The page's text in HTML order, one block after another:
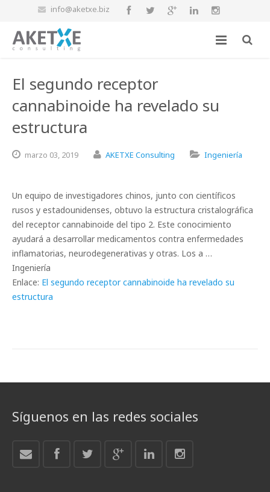
info@aketxe.biz
El segundo receptor
cannabinoide ha revelado su
estructura
marzo 03, 2019 AKETXE Consulting Ingeniería
Un equipo de investigadores chinos, junto con científicos
rusos y estadounidenses, obtuvo la estructura cristalográfica
del receptor cannabinoide del tipo 2. Este conocimiento
ayudará a desarrollar medicamentos contra enfermedades
inflamatorias, neurodegenerativas y otras. Los a …
Ingeniería
Enlace: El segundo receptor cannabinoide ha revelado su
estructura
Síguenos en las redes sociales